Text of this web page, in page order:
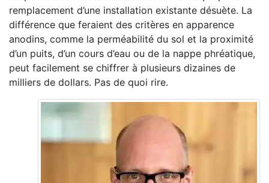
remplacement d’une installation existante désuète. La
différence que feraient des critères en apparence
anodins, comme la perméabilité du sol et la proximité
d’un puits, d’un cours d’eau ou de la nappe phréatique,
peut facilement se chiffrer à plusieurs dizaines de
milliers de dollars. Pas de quoi rire.